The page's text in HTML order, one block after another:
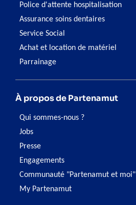
Police d'attente hospitalisation
Assurance soins dentaires
Service Social
Achat et location de matériel
Parrainage
À propos de Partenamut
Qui sommes-nous ?
Jobs
Presse
Engagements
Communauté "Partenamut et moi"
My Partenamut